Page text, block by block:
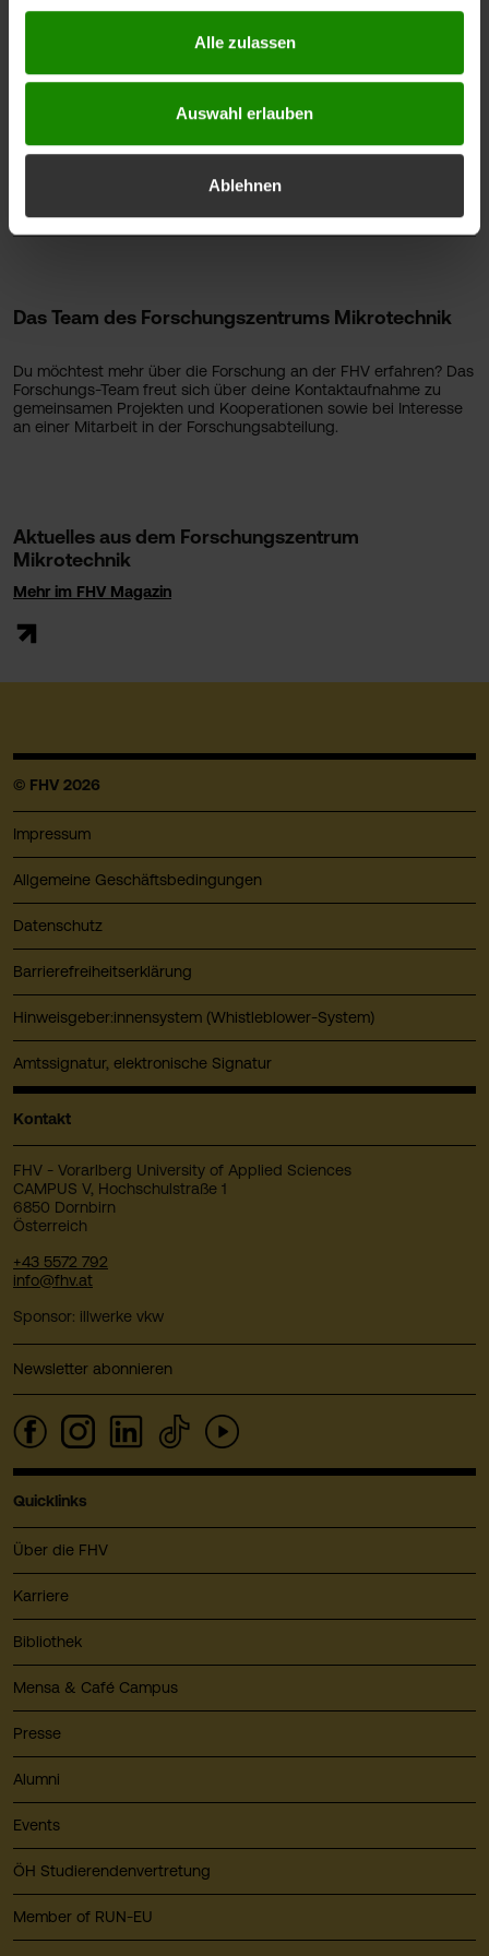
Alle zulassen
Auswahl erlauben
Ablehnen
Das Team des Forschungszentrums Mikrotechnik
Du möchtest mehr über die Forschung an der FHV erfahren? Das
Forschungs-Team freut sich über deine Kontaktaufnahme zu
gemeinsamen Projekten und Kooperationen sowie bei Interesse
an einer Mitarbeit in der Forschungsabteilung.
Aktuelles aus dem Forschungszentrum
Mikrotechnik
Mehr im FHV Magazin
© FHV 2026
Impressum
Allgemeine Geschäftsbedingungen
Datenschutz
Barrierefreiheitserklärung
Hinweisgeber:innensystem (Whistleblower-System)
Amtssignatur, elektronische Signatur
Kontakt
FHV - Vorarlberg University of Applied Sciences
CAMPUS V, Hochschulstraße 1
6850 Dornbirn
Österreich
+43 5572 792
info@fhv.at
Sponsor: illwerke vkw
Newsletter abonnieren
Quicklinks
Über die FHV
Karriere
Bibliothek
Mensa & Café Campus
Presse
Alumni
Events
ÖH Studierendenvertretung
Member of RUN-EU